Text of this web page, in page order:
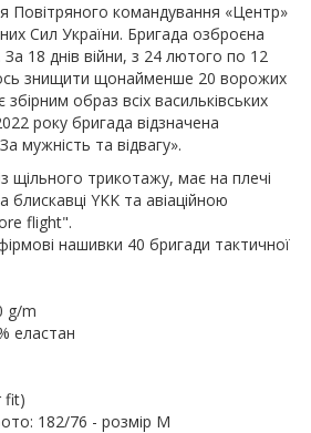
Повітряного командування «Центр»
Сил України. Бригада озброєна
18 днів війни, з 24 лютого по 12
знищити щонайменше 20 ворожих
збірним образ всіх васильківських
року бригада відзначена
мужність та відвагу».
щільного трикотажу, має на плечі
YKK та авіаційною
flight".
нашивки 40 бригади тактичної
g/m
еластан
fit)
182/76 - розмір М